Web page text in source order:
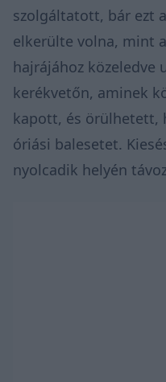
szolgáltatott, bár ezt
elkerülte volna, mint
hajrájához közeledve
kerékvetőn, aminek
kapott, és örülhetett,
óriási balesetet.
nyolcadik helyén